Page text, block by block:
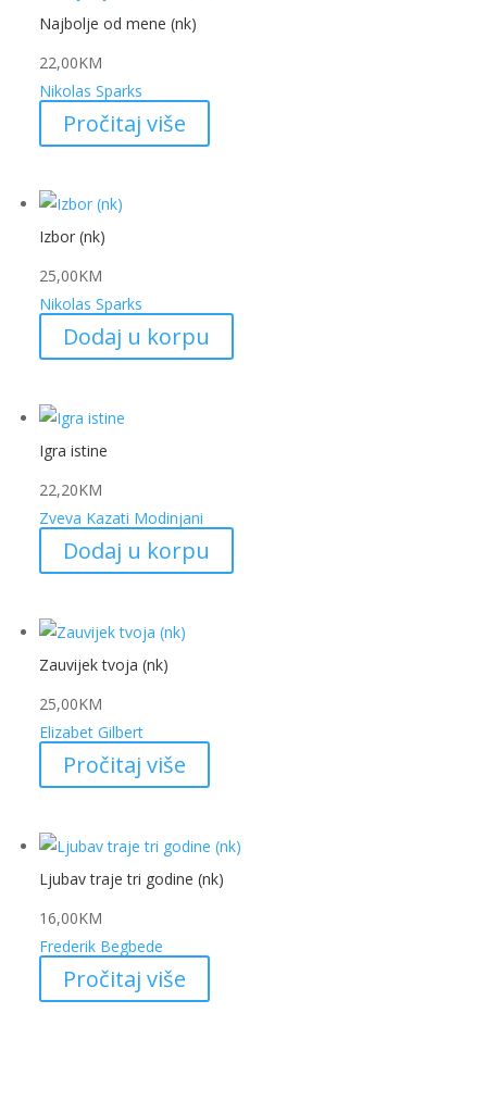
Najbolje od mene (nk)
22,00KM
Nikolas Sparks
Pročitaj više
Izbor (nk)
25,00KM
Nikolas Sparks
Dodaj u korpu
Igra istine
22,20KM
Zveva Kazati Modinjani
Dodaj u korpu
Zauvijek tvoja (nk)
25,00KM
Elizabet Gilbert
Pročitaj više
Ljubav traje tri godine (nk)
16,00KM
Frederik Begbede
Pročitaj više